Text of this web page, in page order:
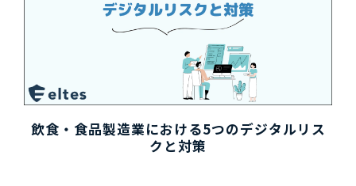
飲食・食品製造業における5つのデジタルリス
クと対策